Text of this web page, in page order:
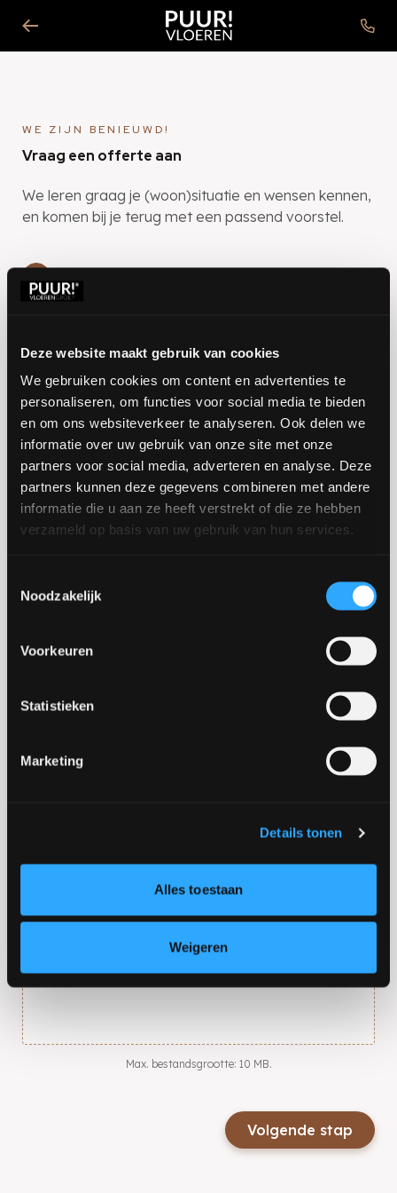
Deze website maakt gebruik van cookies
We gebruiken cookies om content en advertenties te
personaliseren, om functies voor social media te bieden
en om ons websiteverkeer te analyseren. Ook delen we
informatie over uw gebruik van onze site met onze
partners voor social media, adverteren en analyse. Deze
partners kunnen deze gegevens combineren met andere
informatie die u aan ze heeft verstrekt of die ze hebben
verzameld op basis van uw gebruik van hun services.
Noodzakelijk
Voorkeuren
Statistieken
Marketing
Details tonen
Alles toestaan
Weigeren
Ga terug +31
WE ZIJN BENIEUWD!
Vraag een offerte aan
We leren graag je (woon)situatie en wensen kennen,
en komen bij je terug met een passend voorstel.
" *" geeft vereiste velden aan
2
Facebook
Dit veld is bedoeld voor validatiedoeleinden en moet niet
Informatie over de gewenste vloer
Vloersysteem *
Is jouw woning ouder of nieuwer dan 2 jaar? *
Ouder dan 2 jaar
Plinten
Vloerverwarming
Mocht je een plattegrond bij de hand hebben, dan mag je
Selecteer bestanden
Max. bestandsgrootte: 10 MB.